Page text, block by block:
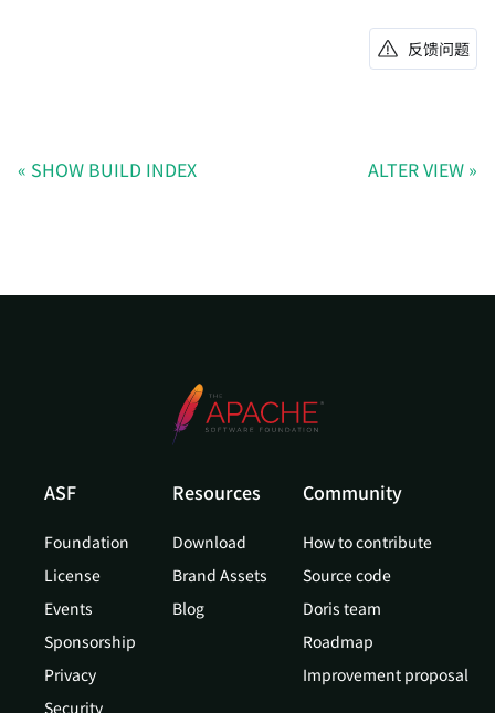
反馈问题
SHOW BUILD INDEX ALTER VIEW
ASF
Foundation
License
Events
Sponsorship
Privacy
Security
Resources
Download
Brand Assets
Blog
Community
How to contribute
Source code
Doris team
Roadmap
Improvement proposal